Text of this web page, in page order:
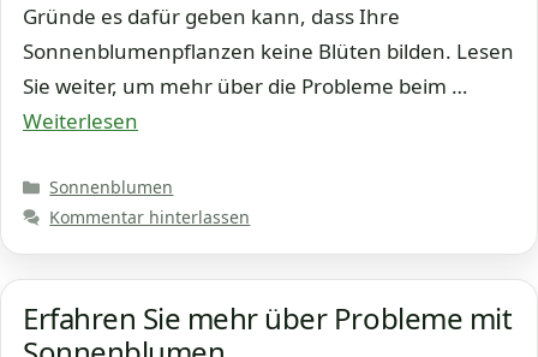
Gründe es dafür geben kann, dass Ihre
Sonnenblumenpflanzen keine Blüten bilden. Lesen
Sie weiter, um mehr über die Probleme beim …
Weiterlesen
Kategorien
Sonnenblumen
Kommentar hinterlassen
Erfahren Sie mehr über Probleme mit